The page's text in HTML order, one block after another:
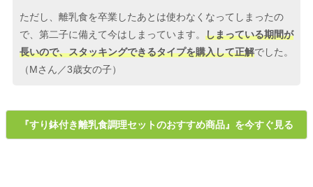
ただし、離乳食を卒業したあとは使わなくなってしまったの
で、第二子に備えて今はしまっています。 しまっている期間が
長いので、スタッキングできるタイプを購入して正解でした。
（Mさん／3歳女の子）
『すり鉢付き離乳食調理セットのおすすめ商品』を今すぐ見る